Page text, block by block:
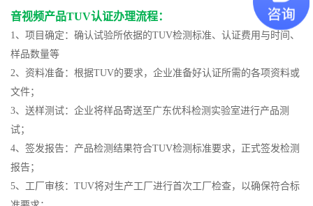
音视频产品TUV认证办理流程：
1、项目确定：确认试验所依据的TUV检测标准、认证费用与时间、
样品数量等
2、资料准备：根据TUV的要求，企业准备好认证所需的各项资料或
文件；
3、送样测试：企业将样品寄送至广东优科检测实验室进行产品测
试；
4、签发报告：产品检测结果符合TUV检测标准要求，正式签发检测
报告；
5、工厂审核：TUV将对生产工厂进行首次工厂检查，以确保符合标